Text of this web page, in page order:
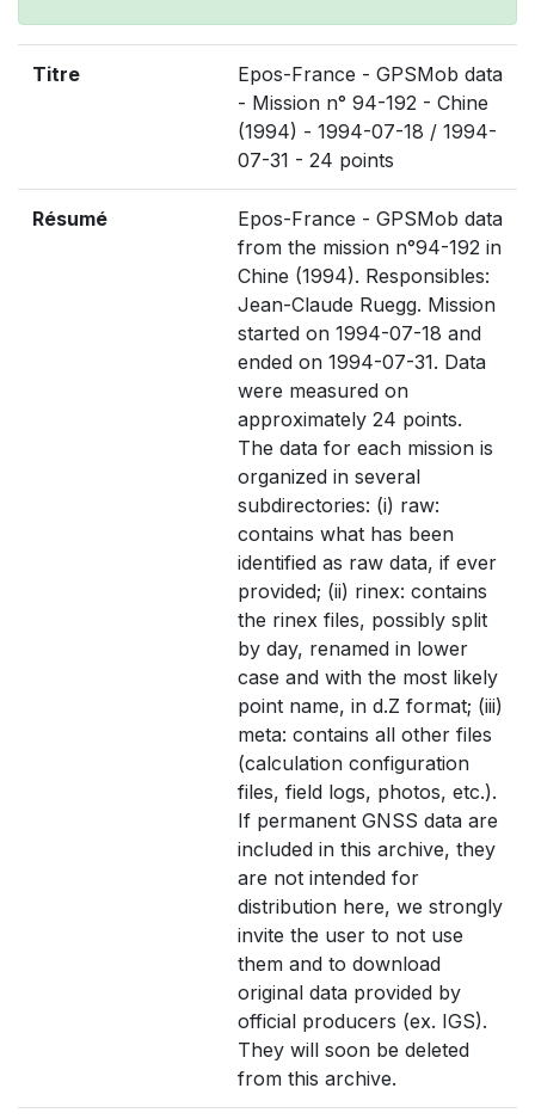
Titre
Epos-France - GPSMob data
- Mission n° 94-192 - Chine
(1994) - 1994-07-18 / 1994-
07-31 - 24 points
Résumé
Epos-France - GPSMob data
from the mission n°94-192 in
Chine (1994). Responsibles:
Jean-Claude Ruegg. Mission
started on 1994-07-18 and
ended on 1994-07-31. Data
were measured on
approximately 24 points.
The data for each mission is
organized in several
subdirectories: (i) raw:
contains what has been
identified as raw data, if ever
provided; (ii) rinex: contains
the rinex files, possibly split
by day, renamed in lower
case and with the most likely
point name, in d.Z format; (iii)
meta: contains all other files
(calculation configuration
files, field logs, photos, etc.).
If permanent GNSS data are
included in this archive, they
are not intended for
distribution here, we strongly
invite the user to not use
them and to download
original data provided by
official producers (ex. IGS).
They will soon be deleted
from this archive.